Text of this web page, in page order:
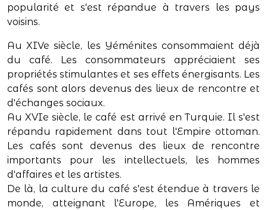
popularité et s'est répandue à travers les pays
voisins.
Au XIVe siècle, les Yéménites consommaient déjà
du café. Les consommateurs appréciaient ses
propriétés stimulantes et ses effets énergisants. Les
cafés sont alors devenus des lieux de rencontre et
d'échanges sociaux.
Au XVIe siècle, le café est arrivé en Turquie. Il s'est
répandu rapidement dans tout l'Empire ottoman.
Les cafés sont devenus des lieux de rencontre
importants pour les intellectuels, les hommes
d'affaires et les artistes.
De là, la culture du café s'est étendue à travers le
monde, atteignant l'Europe, les Amériques et